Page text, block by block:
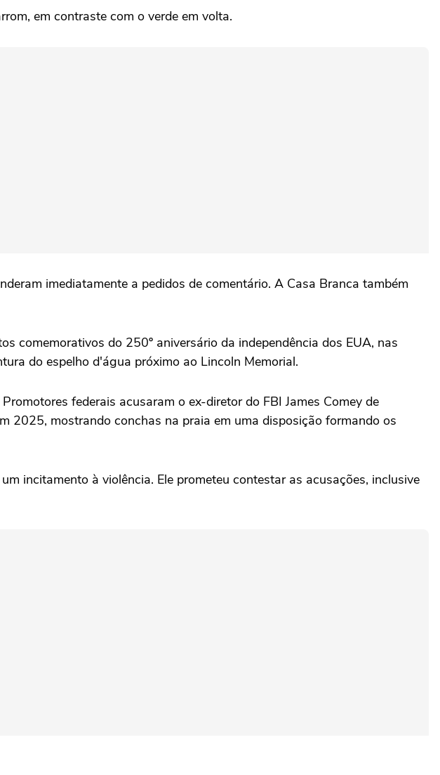
em contraste com o verde em volta.
imediatamente a pedidos de ⁠comentário. A Casa Branca também
comemorativos do 250º aniversário da independência dos EUA, ‌nas
do espelho d'água próximo ao ⁠Lincoln Memorial.
federais acusaram o ex-diretor do FBI James Comey de
2025, mostrando conchas na praia em uma disposição formando os
incitamento à violência. Ele prometeu contestar as acusações, inclusive